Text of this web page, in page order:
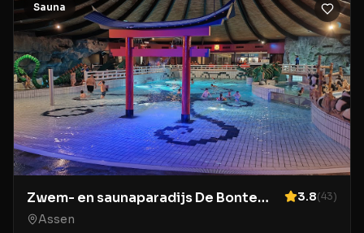
Sauna
Zwem- en saunaparadijs De Bonte
Wever
3.8(43)
Assen